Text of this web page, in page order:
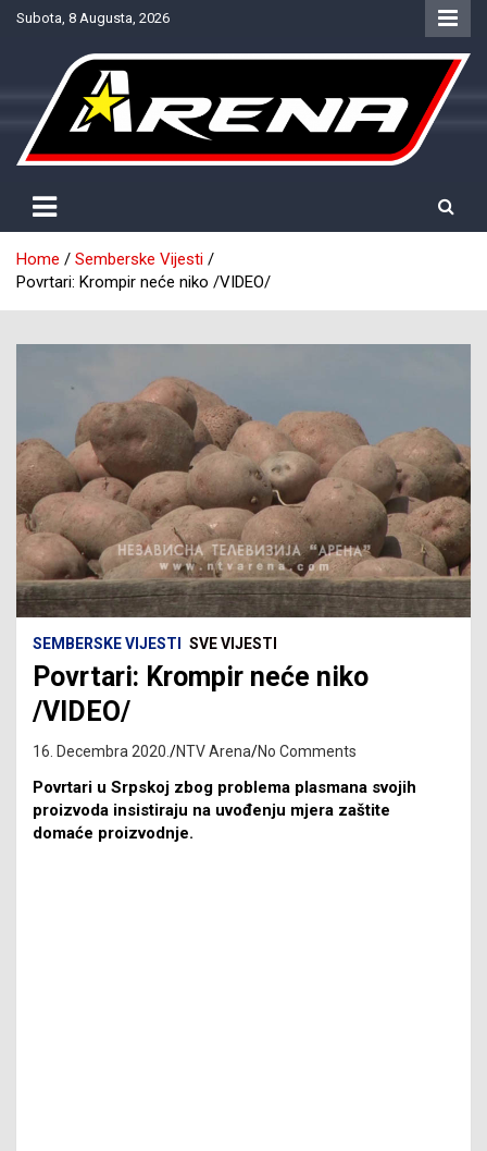
SkipSubota, 8 Augusta, 2026
NTV Arena
Home
Semberske Vijesti
Povrtari: Krompir neće niko /VIDEO/
SEMBERSKE VIJESTI SVE VIJESTI
Povrtari: Krompir neće niko
/VIDEO/
16. Decembra 2020. NTV Arena No Comments
Povrtari u Srpskoj zbog problema plasmana svojih
proizvoda insistiraju na uvođenju mjera zaštite
domaće proizvodnje.